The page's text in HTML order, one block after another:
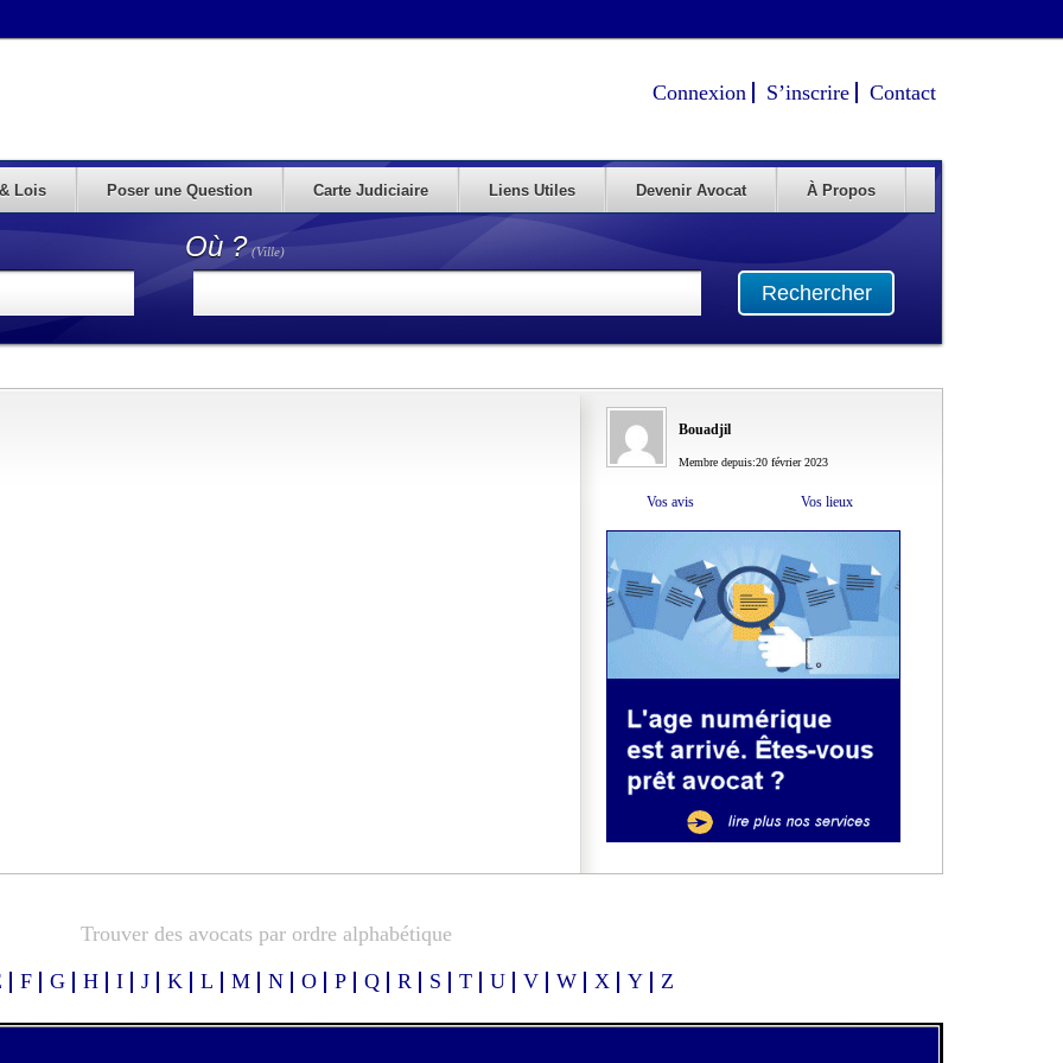
Connexion S’inscrire Contact
Lois Poser une Question Carte Judiciaire Liens Utiles Devenir Avocat À Propos
Où ? (Ville)
Rechercher
Bouadjil
Membre depuis:20 février 2023
Vos avis Vos lieux
Trouver des avocats par ordre alphabétique
F G H I J K L M N O P Q R S T U V W X Y Z